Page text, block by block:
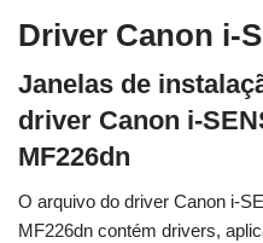
Driver Canon i-
Janelas de
driver Canon i-
MF226dn
O arquivo do driver Canon i-
MF226dn contém drivers,